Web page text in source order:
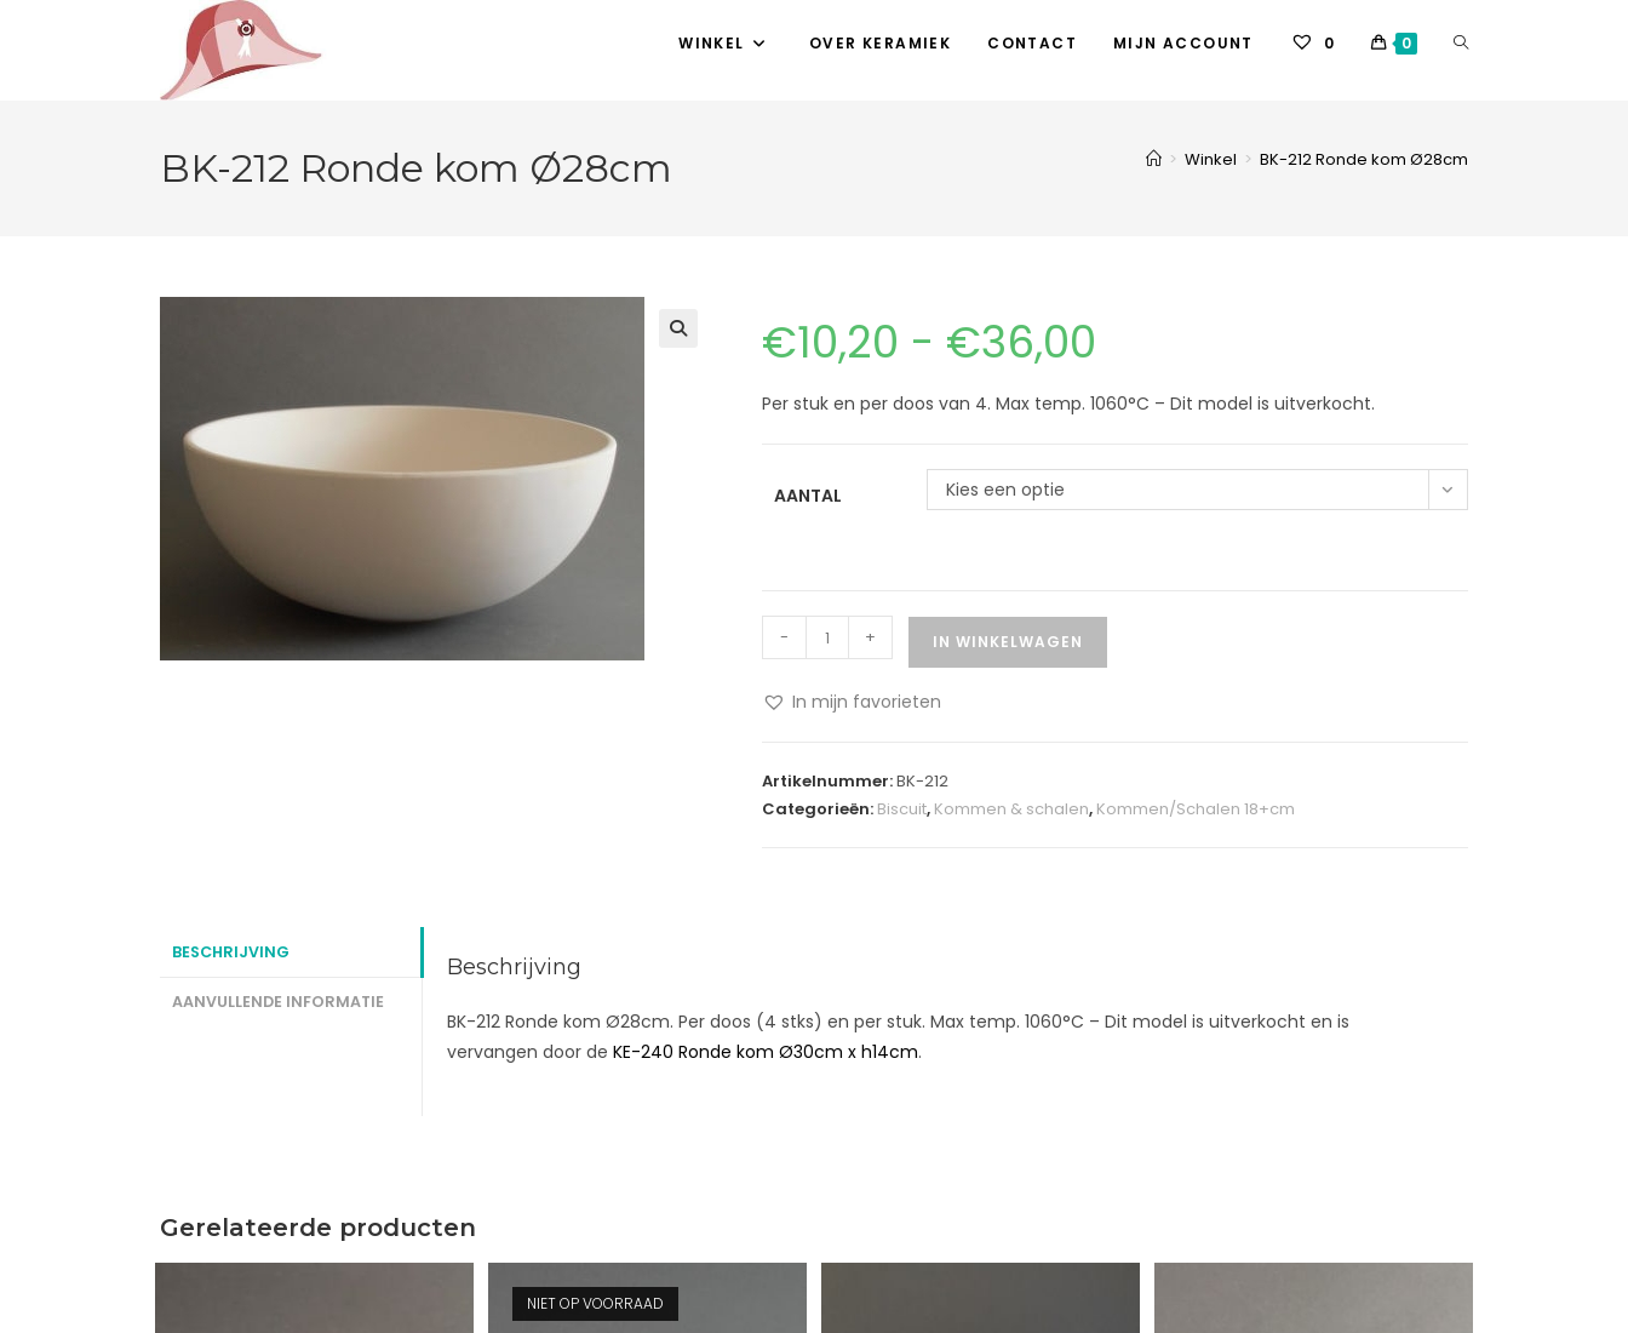
WINKEL OVER KERAMIEK CONTACT MIJN ACCOUNT 0 0
BK-212 Ronde kom Ø28cm > Winkel > BK-212 Ronde kom Ø28cm
€10,20 - €36,00
Per stuk en per doos van 4. Max temp. 1060°C – Dit model is uitverkocht.
AANTAL Kies een optie
- + IN WINKELWAGEN
In mijn favorieten
t
e
:
Artikelnummer:BK-212
Categorieën: Biscuit, Kommen & schalen, Kommen/Schalen 18+cm
BESCHRIJVING
AANVULLENDE INFORMATIE
Beschrijving
BK-212 Ronde kom Ø28cm. Per doos (4 stks) en per stuk. Max temp. 1060°C – Dit model is uitverkocht en is
vervangen door de KE-240 Ronde kom Ø30cm x h14cm.
Gerelateerde producten
NIET OP VOORRAAD